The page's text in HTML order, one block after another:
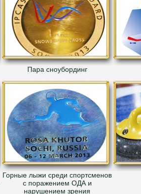
Пара сноубординг
Горные лыжи среди спортсменов
с поражением ОДА и
нарушением зрения